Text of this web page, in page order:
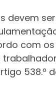
devem
com os
538.º